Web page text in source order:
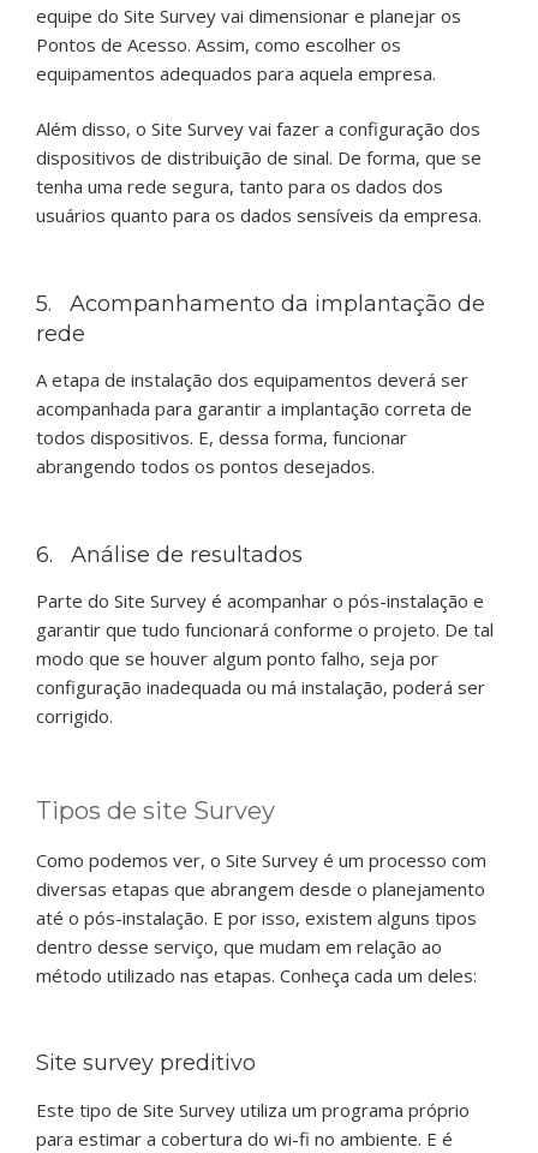
equipe do Site Survey vai dimensionar e planejar os
Pontos de Acesso. Assim, como escolher os
equipamentos adequados para aquela empresa.
Além disso, o Site Survey vai fazer a configuração dos
dispositivos de distribuição de sinal. De forma, que se
tenha uma rede segura, tanto para os dados dos
usuários quanto para os dados sensíveis da empresa.
5. Acompanhamento da implantação de
rede
A etapa de instalação dos equipamentos deverá ser
acompanhada para garantir a implantação correta de
todos dispositivos. E, dessa forma, funcionar
abrangendo todos os pontos desejados.
6. Análise de resultados
Parte do Site Survey é acompanhar o pós-instalação e
garantir que tudo funcionará conforme o projeto. De tal
modo que se houver algum ponto falho, seja por
configuração inadequada ou má instalação, poderá ser
corrigido.
Tipos de site Survey
Como podemos ver, o Site Survey é um processo com
diversas etapas que abrangem desde o planejamento
até o pós-instalação. E por isso, existem alguns tipos
dentro desse serviço, que mudam em relação ao
método utilizado nas etapas. Conheça cada um deles:
Site survey preditivo
Este tipo de Site Survey utiliza um programa próprio
para estimar a cobertura do wi-fi no ambiente. E é